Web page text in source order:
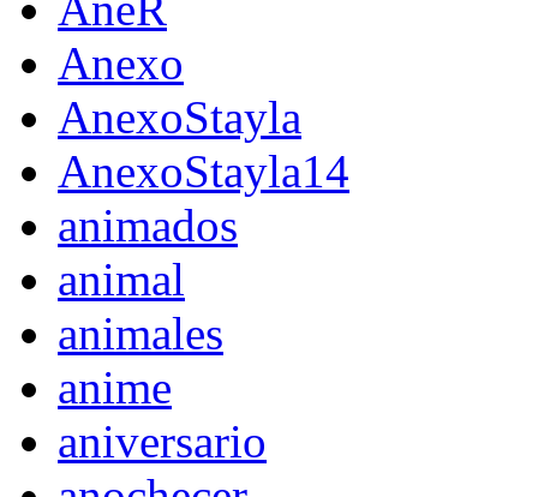
Anexo
AnexoStayla
AnexoStayla14
animados
animal
animales
anime
aniversario